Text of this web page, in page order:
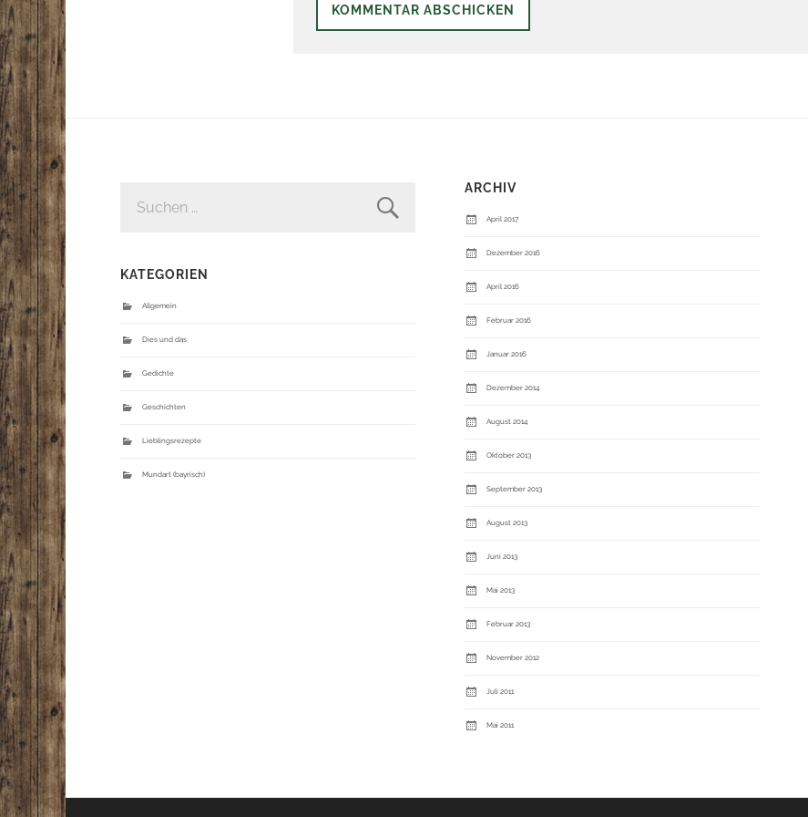
KATEGORIEN
Allgemein
Dies und das
Gedichte
Geschichten
Lieblingsrezepte
Mundart (bayrisch)
ARCHIV
April 2017
Dezember 2016
April 2016
Februar 2016
Januar 2016
Dezember 2014
August 2014
Oktober 2013
September 2013
August 2013
Juni 2013
Mai 2013
Februar 2013
November 2012
Juli 2011
Mai 2011